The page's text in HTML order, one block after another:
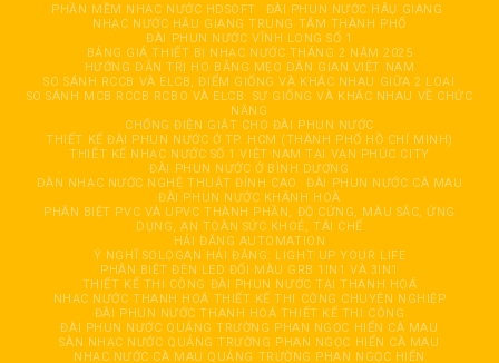
PHẦN MỀM NHẠC NƯỚC HDSOFT
ĐÀI PHUN NƯỚC HÂỤ GIANG
NHẠC NƯỚC HẬU GIANG TRUNG TÂM THÀNH PHỐ
ĐÀI PHUN NƯỚC VĨNH LONG SỐ 1
BẢNG GIÁ THIẾT BỊ NHẠC NƯỚC THÁNG 2 NĂM 2025
HƯỚNG DẪN TRỊ HO BẰNG MẸO DÂN GIAN VIỆT NAM
SO SÁNH RCCB VÀ ELCB, ĐIỂM GIỐNG VÀ KHÁC NHAU GIỮA 2 LOẠI
SO SÁNH MCB RCCB RCBO VÀ ELCB: SỰ GIỐNG VÀ KHÁC NHAU VỀ CHỨC
NĂNG
CHỐNG ĐIỆN GIẬT CHO ĐÀI PHUN NƯỚC
THIẾT KẾ ĐÀI PHUN NƯỚC Ở TP. HCM (THÀNH PHỐ HỒ CHÍ MINH)
THIẾT KẾ NHẠC NƯỚC SỐ 1 VIỆT NAM TẠI VẠN PHÚC CITY
ĐÀI PHUN NƯỚC Ở BÌNH DƯƠNG
DÀN NHẠC NƯỚC NGHỆ THUẬT ĐỈNH CAO
ĐÀI PHUN NƯỚC CÀ MAU
ĐÀI PHUN NƯỚC KHÁNH HOÀ
PHÂN BIỆT PVC VÀ UPVC THÀNH PHẦN, ĐỘ CỨNG, MÀU SẮC, ỨNG
DỤNG, AN TOÀN SỨC KHOẺ, TÁI CHẾ
HẢI ĐĂNG AUTOMATION
Ý NGHĨ SOLOGAN HẢI ĐĂNG: LIGHT UP YOUR LIFE
PHÂN BIỆT ĐÈN LED ĐỔI MÀU GRB 1IN1 VÀ 3IN1
THIẾT KẾ THI CÔNG ĐÀI PHUN NƯỚC TẠI THANH HOÁ
NHẠC NƯỚC THANH HOÁ THIẾT KẾ THI CÔNG CHUYÊN NGHIỆP
ĐÀI PHUN NƯỚC THANH HOÁ THIẾT KẾ THI CÔNG
ĐÀI PHUN NƯỚC QUẢNG TRƯỜNG PHAN NGỌC HIỂN CÀ MAU
SÀN NHẠC NƯỚC QUẢNG TRƯỜNG PHAN NGỌC HIỂN CÀ MAU
NHẠC NƯỚC CÀ MAU QUẢNG TRƯỜNG PHAN NGỌC HIỂN